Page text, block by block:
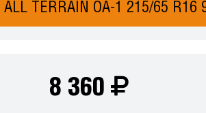
TERRAIN OA-1 215/65
8 360